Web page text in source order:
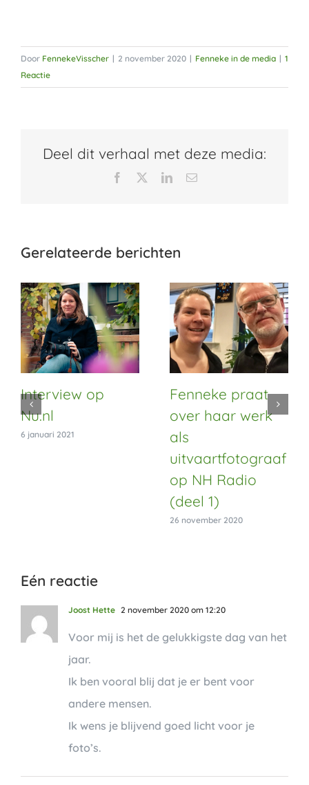
Door FennekeVisscher | 2 november 2020 | Fenneke in de media | 1
Reactie
Deel dit verhaal met deze media:
Facebook LinkedIn
E-
Gerelateerde berichten
Interview op
Nu.nl
6 januari 2021
Fenneke praat
over haar werk
als
uitvaartfotograaf
op NH Radio
(deel 1)
26 november 2020
Eén reactie
Joost Hette 2 november 2020 om 12:20
Voor mij is het de gelukkigste dag van het
jaar.
Ik ben vooral blij dat je er bent voor
andere mensen.
Ik wens je blijvend goed licht voor je
foto’s.